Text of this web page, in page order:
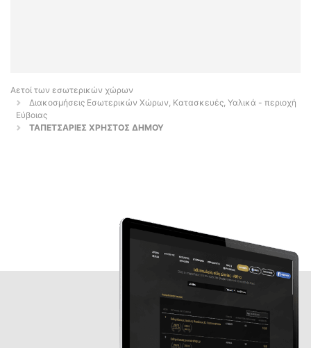
Αετοί των εσωτερικών χώρων
Διακοσμήσεις Εσωτερικών Χώρων, Κατασκευές, Υαλικά - περιοχή
Εύβοιας
ΤΑΠΕΤΣΑΡΙΕΣ ΧΡΗΣΤΟΣ ΔΗΜΟΥ